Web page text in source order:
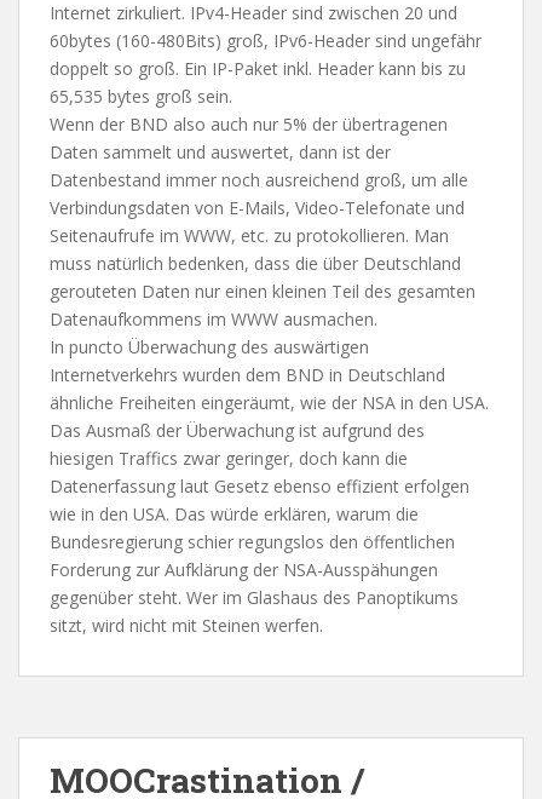
Internet zirkuliert. IPv4-Header sind zwischen 20 und
60bytes (160-480Bits) groß, IPv6-Header sind ungefähr
doppelt so groß. Ein IP-Paket inkl. Header kann bis zu
65,535 bytes groß sein.
Wenn der BND also auch nur 5% der übertragenen
Daten sammelt und auswertet, dann ist der
Datenbestand immer noch ausreichend groß, um alle
Verbindungsdaten von E-Mails, Video-Telefonate und
Seitenaufrufe im WWW, etc. zu protokollieren. Man
muss natürlich bedenken, dass die über Deutschland
gerouteten Daten nur einen kleinen Teil des gesamten
Datenaufkommens im WWW ausmachen.
In puncto Überwachung des auswärtigen
Internetverkehrs wurden dem BND in Deutschland
ähnliche Freiheiten eingeräumt, wie der NSA in den USA.
Das Ausmaß der Überwachung ist aufgrund des
hiesigen Traffics zwar geringer, doch kann die
Datenerfassung laut Gesetz ebenso effizient erfolgen
wie in den USA. Das würde erklären, warum die
Bundesregierung schier regungslos den öffentlichen
Forderung zur Aufklärung der NSA-Ausspähungen
gegenüber steht. Wer im Glashaus des Panoptikums
sitzt, wird nicht mit Steinen werfen.
MOOCrastination /